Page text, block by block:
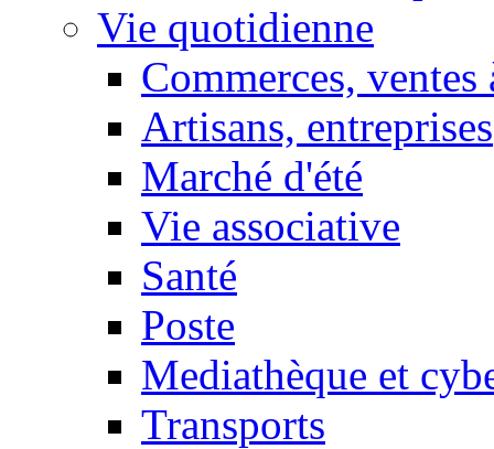
Vie quotidienne
Commerces, ventes
Artisans, entreprises
Marché d'été
Vie associative
Santé
Poste
Mediathèque et
Transports